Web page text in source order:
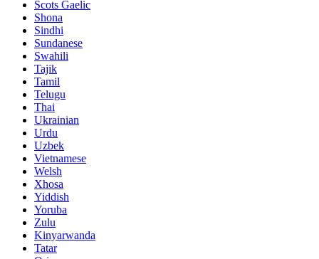
Scots Gaelic
Shona
Sindhi
Sundanese
Swahili
Tajik
Tamil
Telugu
Thai
Ukrainian
Urdu
Uzbek
Vietnamese
Welsh
Xhosa
Yiddish
Yoruba
Zulu
Kinyarwanda
Tatar